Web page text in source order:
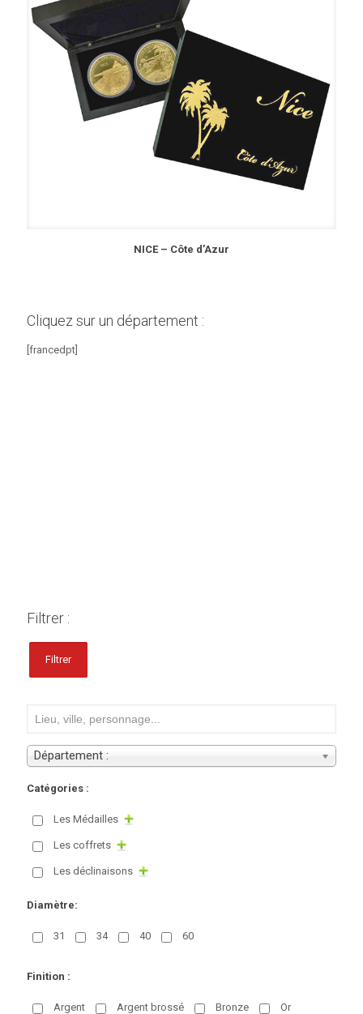
NICE – Côte d’Azur
Cliquez sur un département :
[francedpt]
Filtrer :
Filtrer
Département :
Catégories :
Les Médailles
Les coffrets
Les déclinaisons
Diamètre:
31 34 40 60
Finition :
Argent Argent brossé Bronze Or